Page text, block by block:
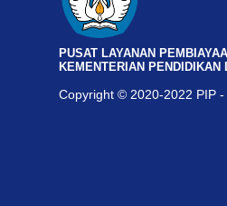
PUSAT LAYANAN
KEMENTERIAN PENDIDIKAN
Copyright © 2020-2022 PIP -